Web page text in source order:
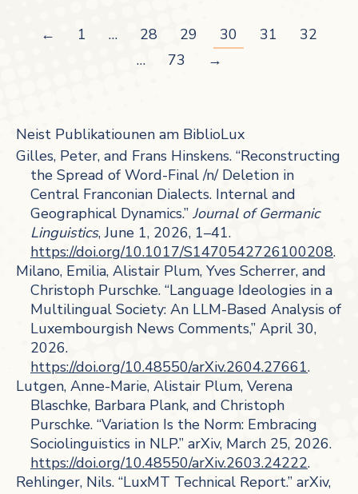
← 1 … 28 29 30 31
32
…
73 →
Neist Publikatiounen am BiblioLux
Gilles, Peter, and Frans Hinskens. “Reconstructing
the Spread of Word-Final /n/ Deletion in
Central Franconian Dialects. Internal and
Geographical Dynamics.” Journal of Germanic
Linguistics, June 1, 2026, 1–41.
https://doi.org/10.1017/S1470542726100208.
Milano, Emilia, Alistair Plum, Yves Scherrer, and
Christoph Purschke. “Language Ideologies in a
Multilingual Society: An LLM-Based Analysis of
Luxembourgish News Comments,” April 30,
2026.
https://doi.org/10.48550/arXiv.2604.27661.
Lutgen, Anne-Marie, Alistair Plum, Verena
Blaschke, Barbara Plank, and Christoph
Purschke. “Variation Is the Norm: Embracing
Sociolinguistics in NLP.” arXiv, March 25, 2026.
https://doi.org/10.48550/arXiv.2603.24222.
Rehlinger, Nils. “LuxMT Technical Report.” arXiv,